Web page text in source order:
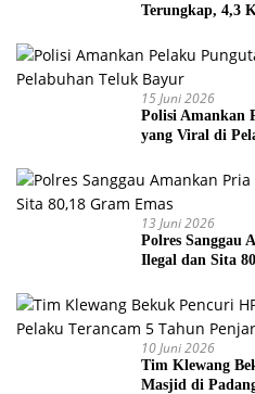
Terungkap, 4,3
15 Juni 2026
Polisi Amankan
yang Viral di
13 Juni 2026
Polres Sanggau
Ilegal dan Sita
10 Juni 2026
Tim Klewang
Masjid di